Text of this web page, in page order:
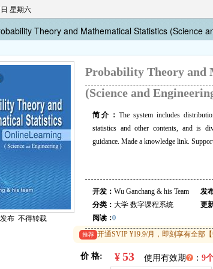
星期六
Theory and Mathematical Statistics (Science
布 不得转载
Probability Theory and
(Science and
简介：The system includes
statistics and other contents, and is
guidance. Made a knowledge link.
开发： Wu Ganchang & his Team 发
分类： 大学 数字课程系统 更
阅读：0
推荐 开通SVIP ¥19.9/月，即刻享有全部
价 格: ¥ 53 使用有效期 ： 9